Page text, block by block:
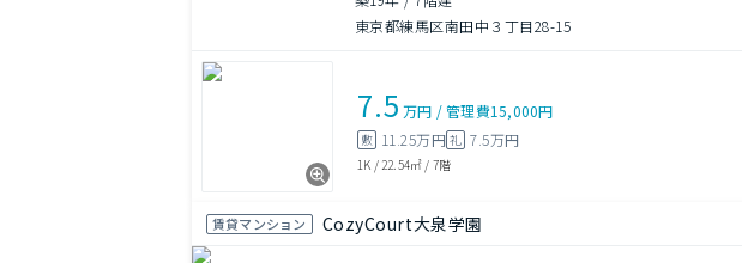
東京都練馬区南田中３丁目28-15
7.5 万円 /管理費15,000円
敷 11.25万円礼 7.5万円
1K / 22.54㎡ / 7階
賃貸マンション CozyCourt大泉学園